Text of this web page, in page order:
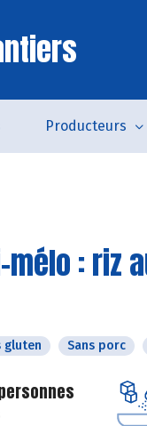
Producteurs
mélo : riz
gluten Sans porc